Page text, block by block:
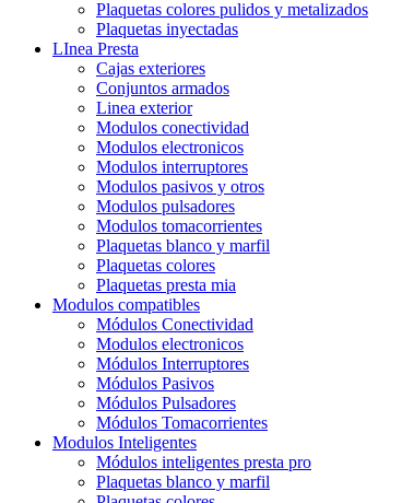
Plaquetas colores pulidos y metalizados
Plaquetas inyectadas
LInea Presta
Cajas exteriores
Conjuntos armados
Linea exterior
Modulos conectividad
Modulos electronicos
Modulos interruptores
Modulos pasivos y otros
Modulos pulsadores
Modulos tomacorrientes
Plaquetas blanco y marfil
Plaquetas colores
Plaquetas presta mia
Modulos compatibles
Módulos Conectividad
Modulos electronicos
Módulos Interruptores
Módulos Pasivos
Módulos Pulsadores
Módulos Tomacorrientes
Modulos Inteligentes
Módulos inteligentes presta pro
Plaquetas blanco y marfil